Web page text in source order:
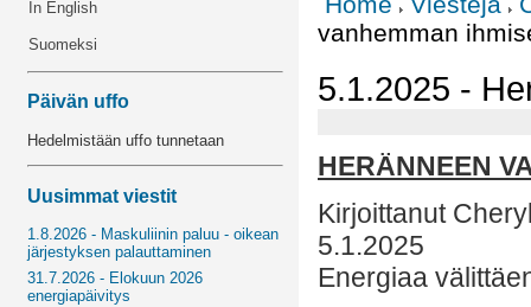
In English
Suomeksi
Päivän uffo
Hedelmistään uffo tunnetaan
Uusimmat viestit
1.8.2026 - Maskuliinin paluu - oikean
järjestyksen palauttaminen
31.7.2026 - Elokuun 2026
energiapäivitys
vanhemman
5.1.2025 -
HERÄNNEEN
Kirjoittanut
5.1.2025
Energiaa